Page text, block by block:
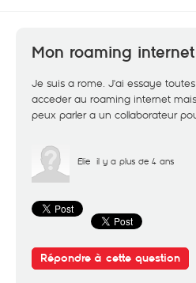
Mon roaming
Je suis a rome. J'ai essaye
acceder au roaming internet
peux parler a un collaborateur
Elie il y a plus de 4 ans
Répondre à cette question